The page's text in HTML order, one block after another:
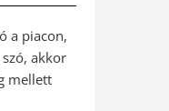
a piacon,
akkor
mellett